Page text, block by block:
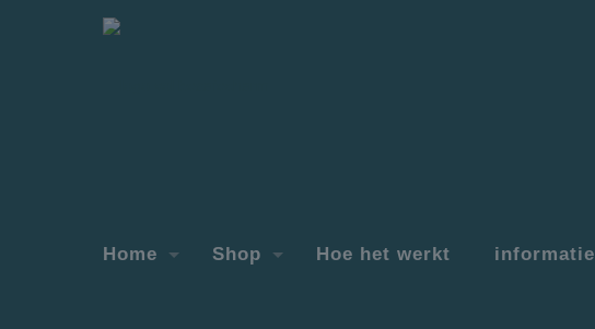
Home Shop Hoe het werkt informatie